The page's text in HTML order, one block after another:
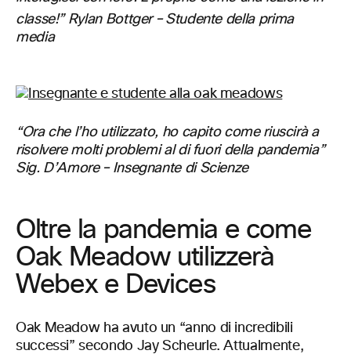
classe!” Rylan Bottger – Studente della prima
media
“Ora che l’ho utilizzato, ho capito come riuscirà a
risolvere molti problemi al di fuori della pandemia”
Sig. D’Amore – Insegnante di Scienze
Oltre la pandemia e come
Oak Meadow utilizzerà
Webex e Devices
Oak Meadow ha avuto un “anno di incredibili
successi” secondo Jay Scheurle. Attualmente,